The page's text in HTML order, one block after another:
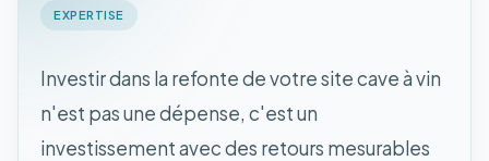
EXPERTISE
Investir dans la refonte de votre site cave à vin
n'est pas une dépense, c'est un
investissement avec des retours mesurables